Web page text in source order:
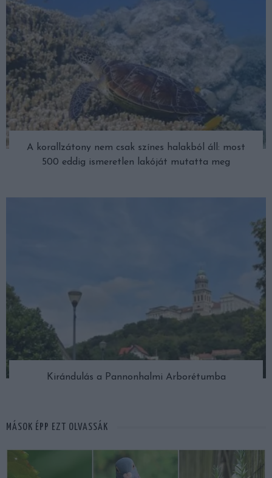
A korallzátony nem csak színes halakból áll: most
500 eddig ismeretlen lakóját mutatta meg
Kirándulás a Pannonhalmi Arborétumba
MÁSOK ÉPP EZT OLVASSÁK